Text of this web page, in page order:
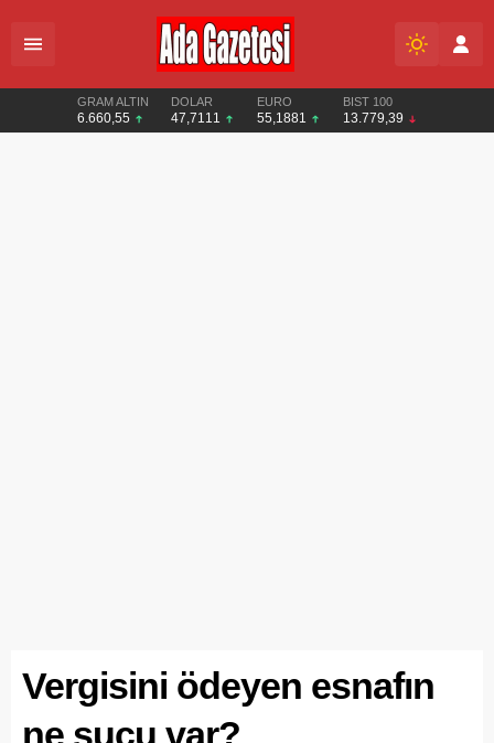
GRAM ALTIN
6.660,55
DOLAR
47,7111
EURO
55,1881
BIST 100
13.779,39
Vergisini ödeyen esnafın
ne suçu var?